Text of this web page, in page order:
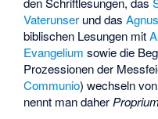
Vaterunser und das
biblischen Lesungen mit
Evangelium sowie die
Prozessionen der
Communio) wechseln
nennt man daher